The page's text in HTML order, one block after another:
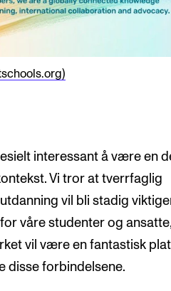
interessant å være en
Vi tror at tverrfaglig
vil bli stadig
våre studenter og
vil være en fantastisk
disse forbindelsene.